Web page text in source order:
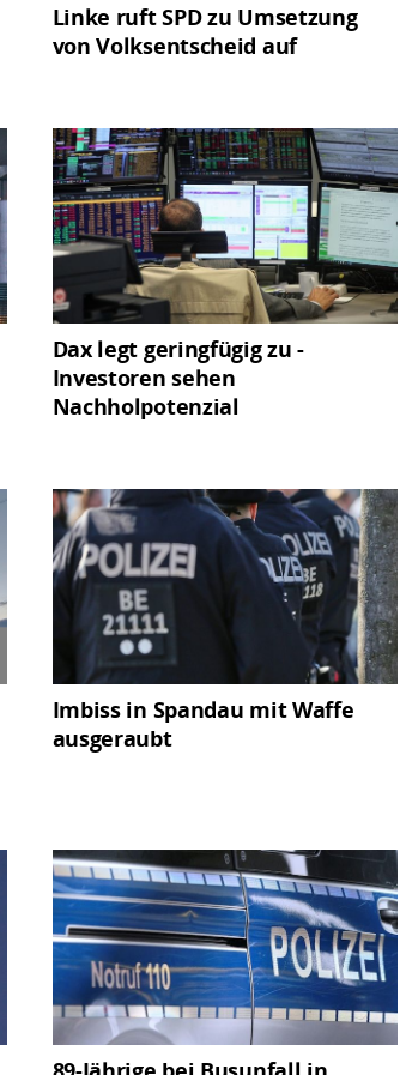
Linke ruft SPD zu Umsetzung
von Volksentscheid auf
Dax legt geringfügig zu -
Investoren sehen
Nachholpotenzial
Imbiss in Spandau mit Waffe
ausgeraubt